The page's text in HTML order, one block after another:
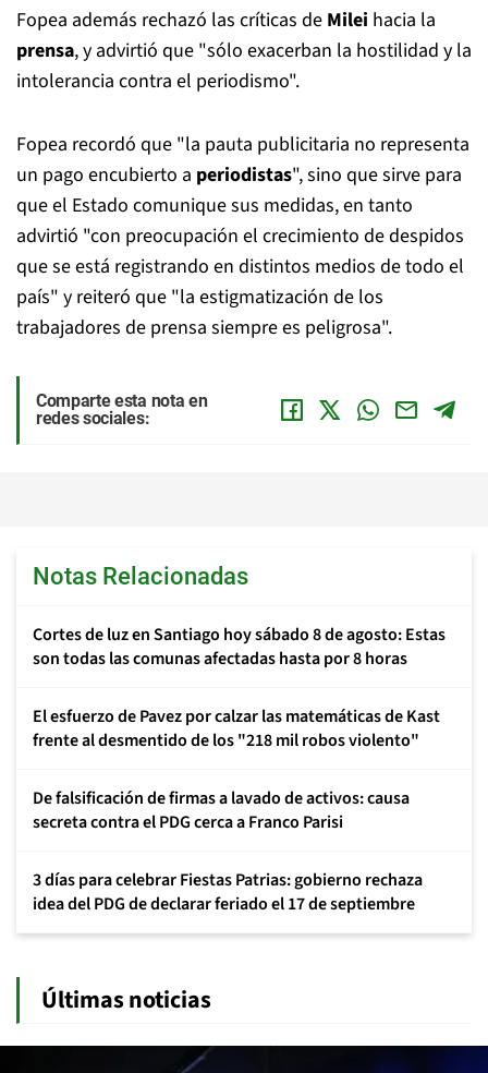
Fopea además rechazó las críticas de Milei hacia la
prensa, y advirtió que "sólo exacerban la hostilidad y la
intolerancia contra el periodismo".
Fopea recordó que "la pauta publicitaria no representa
un pago encubierto a periodistas", sino que sirve para
que el Estado comunique sus medidas, en tanto
advirtió "con preocupación el crecimiento de despidos
que se está registrando en distintos medios de todo el
país" y reiteró que "la estigmatización de los
trabajadores de prensa siempre es peligrosa".
Comparte esta nota en
redes sociales:
Notas Relacionadas
Cortes de luz en Santiago hoy sábado 8 de agosto: Estas
son todas las comunas afectadas hasta por 8 horas
El esfuerzo de Pavez por calzar las matemáticas de Kast
frente al desmentido de los "218 mil robos violento"
De falsificación de firmas a lavado de activos: causa
secreta contra el PDG cerca a Franco Parisi
3 días para celebrar Fiestas Patrias: gobierno rechaza
idea del PDG de declarar feriado el 17 de septiembre
Últimas noticias